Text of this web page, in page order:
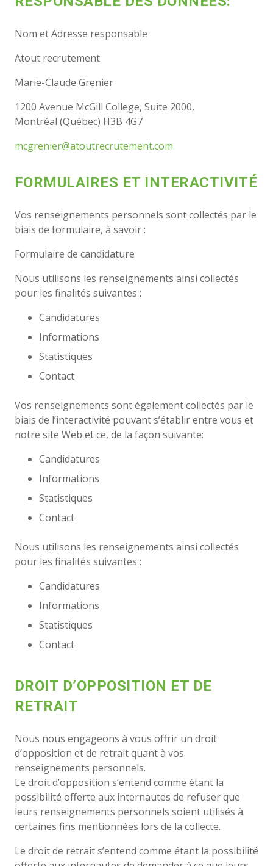
Nom et Adresse responsable
Atout recrutement
Marie-Claude Grenier
1200 Avenue McGill College, Suite 2000,
Montréal (Québec) H3B 4G7
mcgrenier@atoutrecrutement.com
FORMULAIRES ET INTERACTIVITÉ
Vos renseignements personnels sont collectés par le
biais de formulaire, à savoir :
Formulaire de candidature
Nous utilisons les renseignements ainsi collectés
pour les finalités suivantes :
Candidatures
Informations
Statistiques
Contact
Vos renseignements sont également collectés par le
biais de l’interactivité pouvant s’établir entre vous et
notre site Web et ce, de la façon suivante:
Candidatures
Informations
Statistiques
Contact
Nous utilisons les renseignements ainsi collectés
pour les finalités suivantes :
Candidatures
Informations
Statistiques
Contact
DROIT D’OPPOSITION ET DE
RETRAIT
Nous nous engageons à vous offrir un droit
d’opposition et de retrait quant à vos
renseignements personnels.
Le droit d’opposition s’entend comme étant la
possibilité offerte aux internautes de refuser que
leurs renseignements personnels soient utilisés à
certaines fins mentionnées lors de la collecte.
Le droit de retrait s’entend comme étant la possibilité